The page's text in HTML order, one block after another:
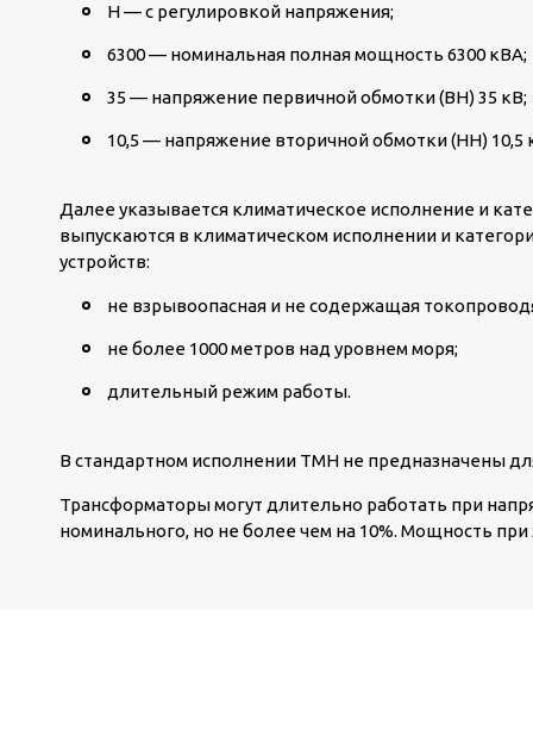
Н — с регулировкой напряжения;
6300 — номинальная полная мощность 6300 кВА;
35 — напряжение первичной обмотки (ВН) 35 кВ;
10,5 — напряжение вторичной обмотки (НН) 10,5
Далее указывается климатическое исполнение и
выпускаются в климатическом исполнении и
устройств:
не взрывоопасная и не содержащая
не более 1000 метров над уровнем моря;
длительный режим работы.
В стандартном исполнении ТМН не предназначены
Трансформаторы могут длительно работать при
номинального, но не более чем на 10%. Мощность